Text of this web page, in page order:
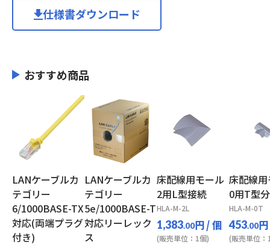
仕様書ダウンロード
おすすめ商品
LANケーブルカ
テゴリー
6/1000BASE-TX
対応(両端プラグ
付き)
LANケーブルカ
テゴリー
5e/1000BASE-T
対応リーレック
ス
床配線用モール
2用L型接続
HLA-M-2L
1,383.00円/ 個
(販売単位：1個)
床配線
0用T型
HLA-M-0T
453.00円
(販売単位：